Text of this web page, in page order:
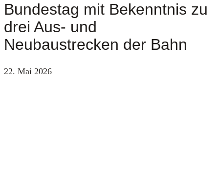
Bundestag mit Bekenntnis zu
drei Aus- und
Neubaustrecken der Bahn
22. Mai 2026